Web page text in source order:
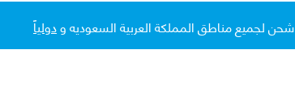
شحن لجميع مناطق المملكة العربية السعوديه ودولياً